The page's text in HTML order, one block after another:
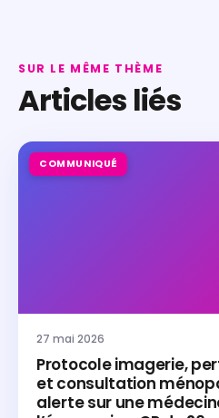
SUR LE MÊME THÈME
Articles liés
COMMUNIQUÉ
27 mai 2026
Protocole imagerie,
et consultation
alerte sur une